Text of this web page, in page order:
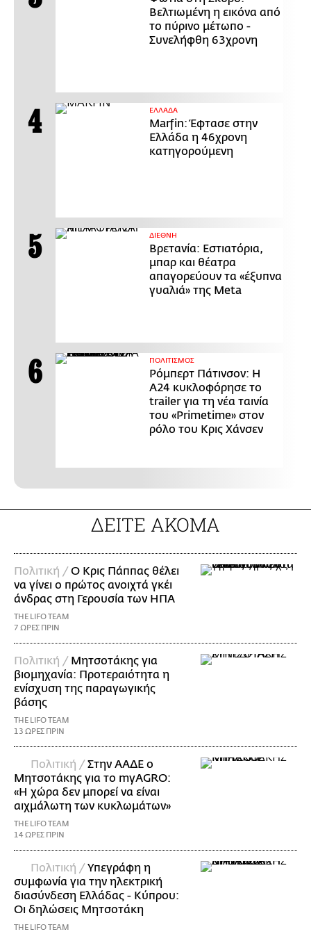
Βελτιωμένη η εικόνα από
το πύρινο μέτωπο -
Συνελήφθη 63χρονη
ΕΛΛΑΔΑ
Marfin: Έφτασε στην
Ελλάδα η 46χρονη
κατηγορούμενη
ΔΙΕΘΝΗ
Βρετανία: Εστιατόρια,
μπαρ και θέατρα
απαγορεύουν τα «έξυπνα
γυαλιά» της Meta
ΠΟΛΙΤΙΣΜΟΣ
Ρόμπερτ Πάτινσον: Η
Α24 κυκλοφόρησε το
trailer για τη νέα ταινία
του «Primetime» στον
ρόλο του Κρις Χάνσεν
ΔΕΙΤΕ ΑΚΟΜΑ
Πολιτική /Ο Κρις Πάππας θέλει
να γίνει ο πρώτος ανοιχτά γκέι
άνδρας στη Γερουσία των ΗΠΑ
THE LIFO TEAM
7 ΩΡΕΣ ΠΡΙΝ
Πολιτική / Μητσοτάκης για
βιομηχανία: Προτεραιότητα η
ενίσχυση της παραγωγικής
βάσης
THE LIFO TEAM
13 ΩΡΕΣ ΠΡΙΝ
Πολιτική /Στην ΑΑΔΕ ο
Μητσοτάκης για το myAGRO:
«Η χώρα δεν μπορεί να είναι
αιχμάλωτη των κυκλωμάτων»
THE LIFO TEAM
14 ΩΡΕΣ ΠΡΙΝ
Πολιτική /Υπεγράφη η
συμφωνία για την ηλεκτρική
διασύνδεση Ελλάδας - Κύπρου:
Οι δηλώσεις Μητσοτάκη
THE LIFO TEAM